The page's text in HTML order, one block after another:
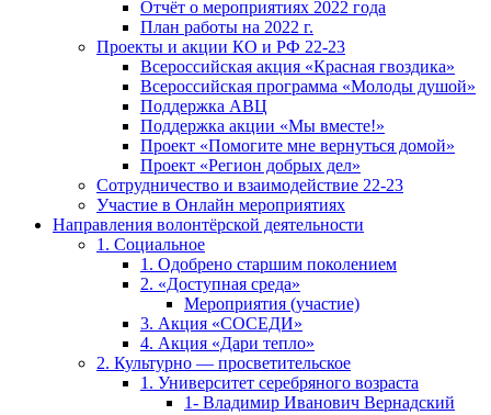
Отчёт о мероприятиях 2022 года
План работы на 2022 г.
Проекты и акции КО и РФ 22-23
Всероссийская акция «Красная гвоздика»
Всероссийская программа «Молоды душой»
Поддержка АВЦ
Поддержка акции «Мы вместе!»
Проект «Помогите мне вернуться домой»
Проект «Регион добрых дел»
Сотрудничество и взаимодействие 22-23
Участие в Онлайн мероприятиях
Направления волонтёрской деятельности
1. Социальное
1. Одобрено старшим поколением
2. «Доступная среда»
Мероприятия (участие)
3. Акция «СОСЕДИ»
4. Акция «Дари тепло»
2. Культурно — просветительское
1. Университет серебряного возраста
1- Владимир Иванович Вернадский